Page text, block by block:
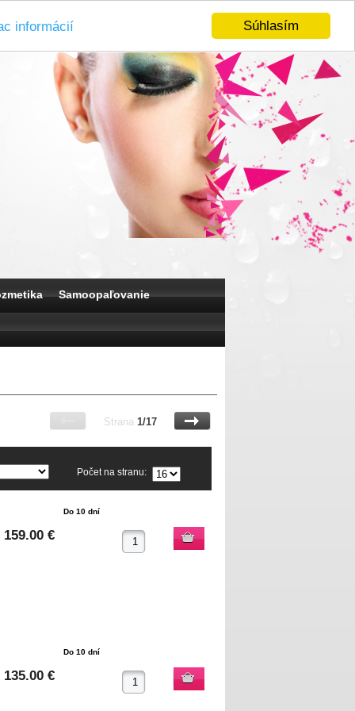
Súhlasím
informácií
Samoopaľovanie
Strana 1/17
Počet na stranu:
Do 10 dní
159.00 €
Do 10 dní
135.00 €